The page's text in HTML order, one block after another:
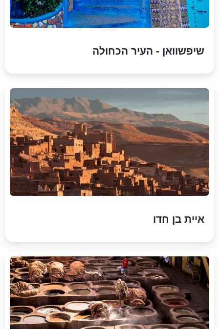
שיפשוואן - העיר הכחולה
איית בן חדו